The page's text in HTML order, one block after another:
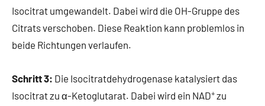
Isocitrat umgewandelt. Dabei wird die OH-Gruppe des
Citrats verschoben. Diese Reaktion kann problemlos in
beide Richtungen verlaufen.
Schritt 3: Die Isocitratdehydrogenase katalysiert das
Isocitrat zu α-Ketoglutarat. Dabei wird ein NAD+zu